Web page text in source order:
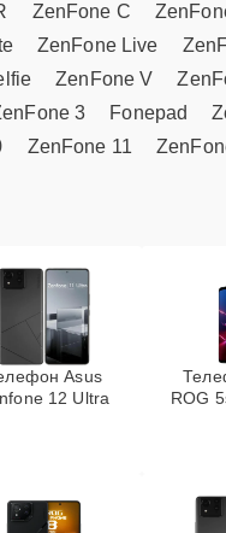
ZenFone C
ZenFone Live
ZenFone V
3 Fonepad
ZenFone 11
Asus
12 Ultra
ROG